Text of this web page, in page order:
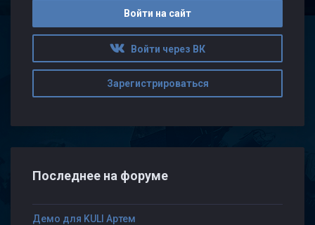
Войти на сайт
Войти через ВК
Зарегистрироваться
Последнее на форуме
Демо для KULI Артем